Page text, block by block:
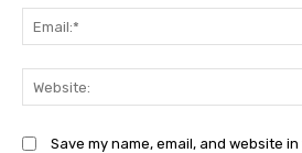
Save my name, email, and website